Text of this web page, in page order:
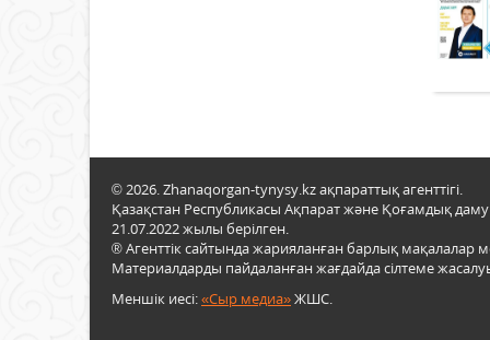
© 2026. Zhanaqorgan-tynysy.kz ақпараттық агенттігі.
Қазақстан Республикасы Ақпарат және Қоғамдық даму
21.07.2022 жылы берілген.
® Агенттік сайтында жарияланған барлық
Материалдарды пайдаланған жағдайда сілтеме
Меншік иесі:«Сыр медиа»ЖШС.